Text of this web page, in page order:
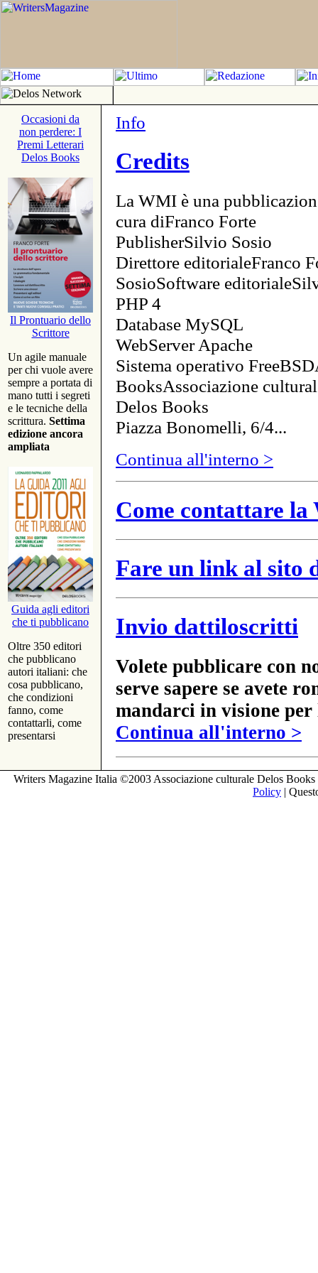
Occasioni da
non perdere: I
Premi Letterari
Delos Books
Il Prontuario dello
Scrittore
Un agile manuale
per chi vuole avere
sempre a portata di
mano tutti i segreti
e le tecniche della
scrittura. Settima
edizione ancora
ampliata
Guida agli editori
che ti pubblicano
Oltre 350 editori
che pubblicano
autori italiani: che
cosa pubblicano,
che condizioni
fanno, come
contattarli, come
presentarsi
Info
Credits
La WMI è una
cura diFranco Forte
PublisherSilvio Sosio
Direttore editorialeFranco
SosioSoftware
PHP 4
Database MySQL
WebServer Apache
Sistema operativo
BooksAssociazione
Delos Books
Piazza Bonomelli, 6/4...
Continua all'interno >
Come contattare
Fare un link al sito
Invio dattiloscritti
Volete pubblicare con
serve sapere se avete
mandarci in visione
Continua all'interno >
Writers Magazine Italia ©2003 Associazione culturale Delos
Policy |